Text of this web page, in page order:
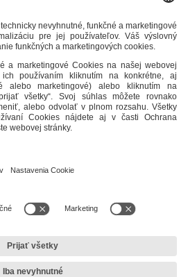
Práva a povinnosti odberateľov
Cenník zemný plyn Časopis Teplo v
Podmienky a ustanovenia Mapa